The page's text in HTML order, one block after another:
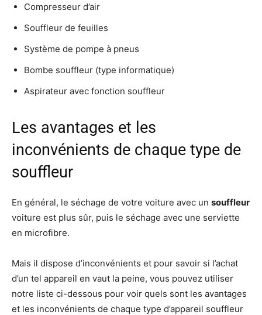
Compresseur d’air
Souffleur de feuilles
Système de pompe à pneus
Bombe souffleur (type informatique)
Aspirateur avec fonction souffleur
Les avantages et les
inconvénients de chaque type de
souffleur
En général, le séchage de votre voiture avec un souffleur
voiture est plus sûr, puis le séchage avec une serviette
en microfibre.
Mais il dispose d’inconvénients et pour savoir si l’achat
d’un tel appareil en vaut la peine, vous pouvez utiliser
notre liste ci-dessous pour voir quels sont les avantages
et les inconvénients de chaque type d’appareil souffleur